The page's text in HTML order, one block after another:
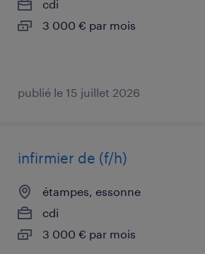
cdi
3 000 € par mois
publié le 15 juillet 2026
infirmier de (f/h)
étampes, essonne
cdi
3 000 € par mois